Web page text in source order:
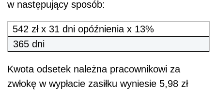
w następujący sposób:
542 zł x 31 dni opóźnienia x 13%
365 dni
Kwota odsetek należna pracownikowi za
zwłokę w wypłacie zasiłku wyniesie 5,98 zł